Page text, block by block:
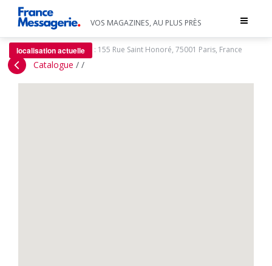
Toggle
VOS MAGAZINES, AU PLUS PRÈS
localisation actuelle : 155 Rue Saint Honoré, 75001 Paris, France
Catalogue / /